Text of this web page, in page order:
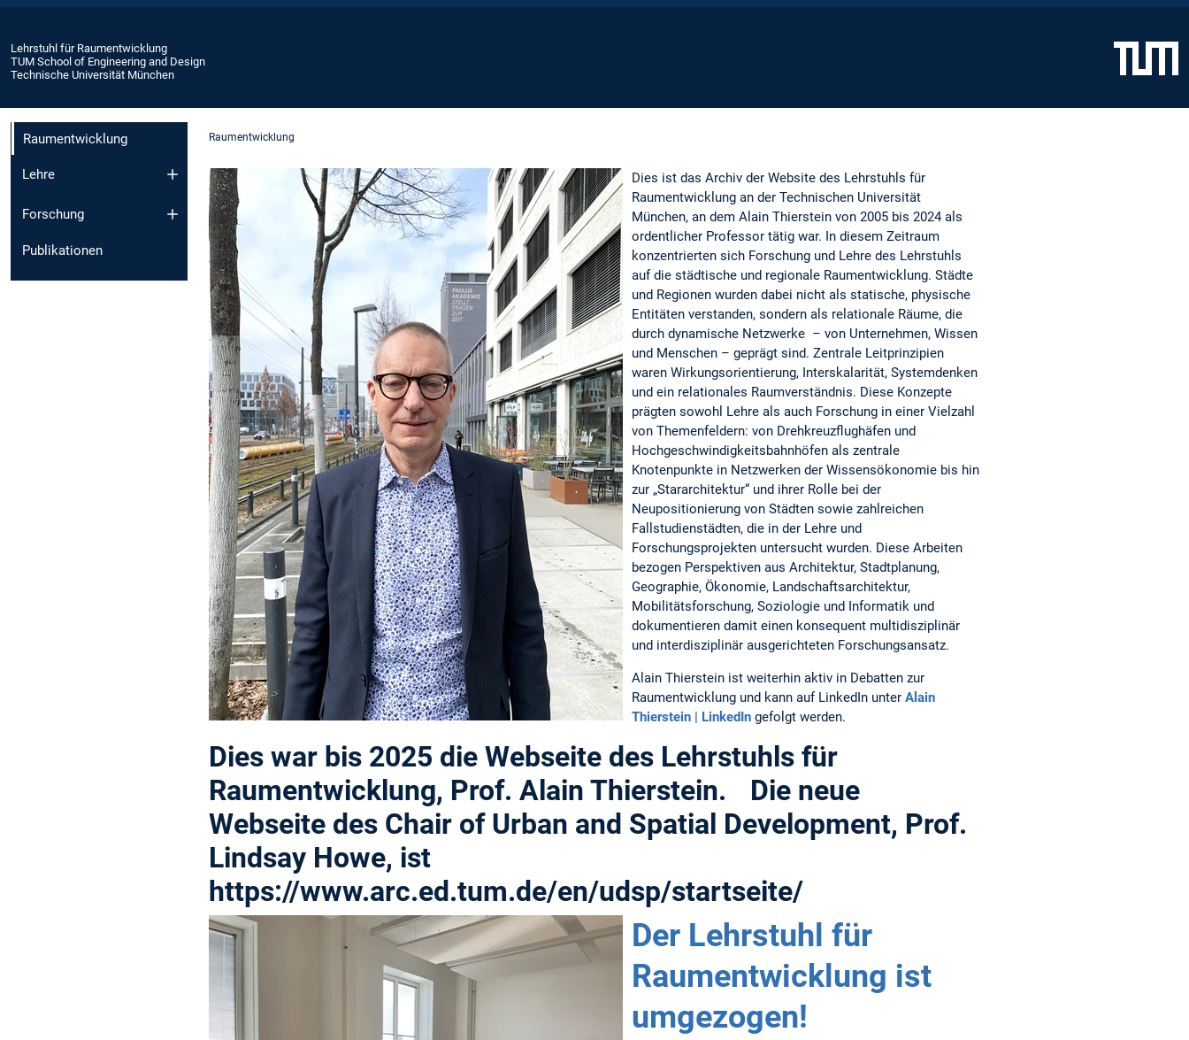
Lehrstuhl für Raumentwicklung
TUM School of Engineering and Design
Technische Universität München
Raumentwicklung
Lehre
Forschung
Publikationen
Raumentwicklung
Dies ist das Archiv der Website des Lehrstuhls für
Raumentwicklung an der Technischen Universität
München, an dem Alain Thierstein von 2005 bis 2024 als
ordentlicher Professor tätig war. In diesem Zeitraum
konzentrierten sich Forschung und Lehre des Lehrstuhls
auf die städtische und regionale Raumentwicklung. Städte
und Regionen wurden dabei nicht als statische, physische
Entitäten verstanden, sondern als relationale Räume, die
durch dynamische Netzwerke – von Unternehmen, Wissen
und Menschen – geprägt sind. Zentrale Leitprinzipien
waren Wirkungsorientierung, Interskalarität, Systemdenken
und ein relationales Raumverständnis. Diese Konzepte
prägten sowohl Lehre als auch Forschung in einer Vielzahl
von Themenfeldern: von Drehkreuzflughäfen und
Hochgeschwindigkeitsbahnhöfen als zentrale
Knotenpunkte in Netzwerken der Wissensökonomie bis hin
zur „Stararchitektur“ und ihrer Rolle bei der
Neupositionierung von Städten sowie zahlreichen
Fallstudienstädten, die in der Lehre und
Forschungsprojekten untersucht wurden. Diese Arbeiten
bezogen Perspektiven aus Architektur, Stadtplanung,
Geographie, Ökonomie, Landschaftsarchitektur,
Mobilitätsforschung, Soziologie und Informatik und
dokumentieren damit einen konsequent multidisziplinär
und interdisziplinär ausgerichteten Forschungsansatz.
Alain Thierstein ist weiterhin aktiv in Debatten zur
Raumentwicklung und kann auf LinkedIn unter Alain
Thierstein | LinkedIn gefolgt werden.
Dies war bis 2025 die Webseite des Lehrstuhls für
Raumentwicklung, Prof. Alain Thierstein. Die neue
Webseite des Chair of Urban and Spatial Development, Prof.
Lindsay Howe, ist
https://www.arc.ed.tum.de/en/udsp/startseite/
Der Lehrstuhl für
Raumentwicklung ist
umgezogen!